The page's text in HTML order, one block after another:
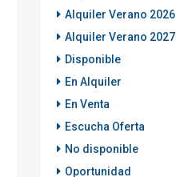
Alquiler Verano 2026
Alquiler Verano 2027
Disponible
En Alquiler
En Venta
Escucha Oferta
No disponible
Oportunidad